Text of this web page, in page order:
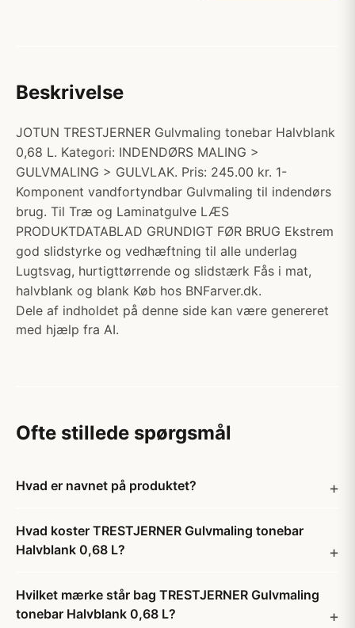
Beskrivelse
JOTUN TRESTJERNER Gulvmaling tonebar Halvblank
0,68 L. Kategori: INDENDØRS MALING >
GULVMALING > GULVLAK. Pris: 245.00 kr. 1-
Komponent vandfortyndbar Gulvmaling til indendørs
brug. Til Træ og Laminatgulve LÆS
PRODUKTDATABLAD GRUNDIGT FØR BRUG Ekstrem
god slidstyrke og vedhæftning til alle underlag
Lugtsvag, hurtigttørrende og slidstærk Fås i mat,
halvblank og blank Køb hos BNFarver.dk.
Dele af indholdet på denne side kan være genereret
med hjælp fra AI.
Ofte stillede spørgsmål
Hvad er navnet på produktet?
Hvad koster TRESTJERNER Gulvmaling tonebar
Halvblank 0,68 L?
Hvilket mærke står bag TRESTJERNER Gulvmaling
tonebar Halvblank 0,68 L?